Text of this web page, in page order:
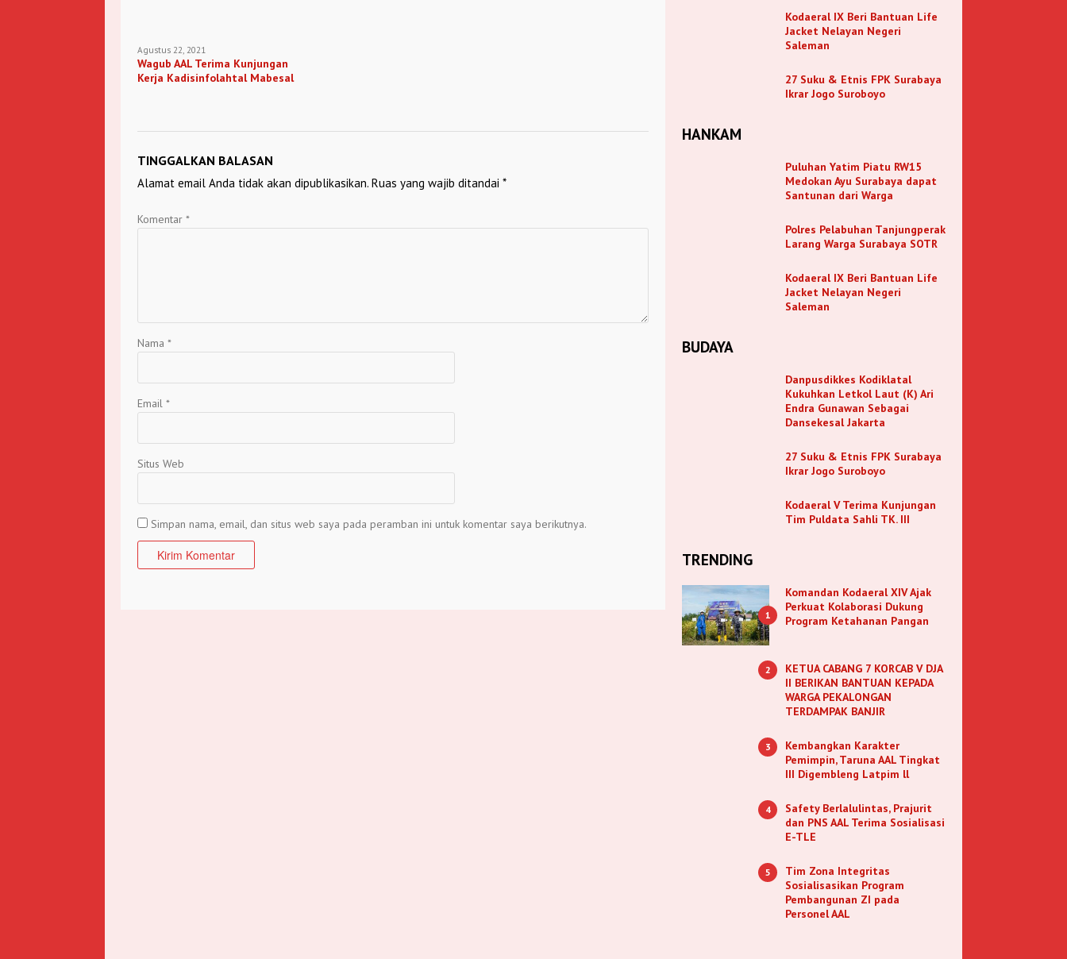
Agustus 22, 2021
Wagub AAL Terima Kunjungan
Kerja Kadisinfolahtal Mabesal
TINGGALKAN BALASAN
Alamat email Anda tidak akan dipublikasikan. Ruas yang wajib ditandai *
Komentar *
Nama *
Email *
Situs Web
Simpan nama, email, dan situs web saya pada peramban ini untuk komentar saya berikutnya.
Kodaeral IX Beri Bantuan Life
Jacket Nelayan Negeri
Saleman
27 Suku & Etnis FPK Surabaya
Ikrar Jogo Suroboyo
HANKAM
Puluhan Yatim Piatu RW15
Medokan Ayu Surabaya dapat
Santunan dari Warga
Polres Pelabuhan Tanjungperak
Larang Warga Surabaya SOTR
Kodaeral IX Beri Bantuan Life
Jacket Nelayan Negeri
Saleman
BUDAYA
Danpusdikkes Kodiklatal
Kukuhkan Letkol Laut (K) Ari
Endra Gunawan Sebagai
Dansekesal Jakarta
27 Suku & Etnis FPK Surabaya
Ikrar Jogo Suroboyo
Kodaeral V Terima Kunjungan
Tim Puldata Sahli TK. III
TRENDING
1
Komandan Kodaeral XIV Ajak
Perkuat Kolaborasi Dukung
Program Ketahanan Pangan
2
KETUA CABANG 7 KORCAB V DJA
II BERIKAN BANTUAN KEPADA
WARGA PEKALONGAN
TERDAMPAK BANJIR
3
Kembangkan Karakter
Pemimpin, Taruna AAL Tingkat
III Digembleng Latpim ll
4
Safety Berlalulintas, Prajurit
dan PNS AAL Terima Sosialisasi
E-TLE
5
Tim Zona Integritas
Sosialisasikan Program
Pembangunan ZI pada
Personel AAL